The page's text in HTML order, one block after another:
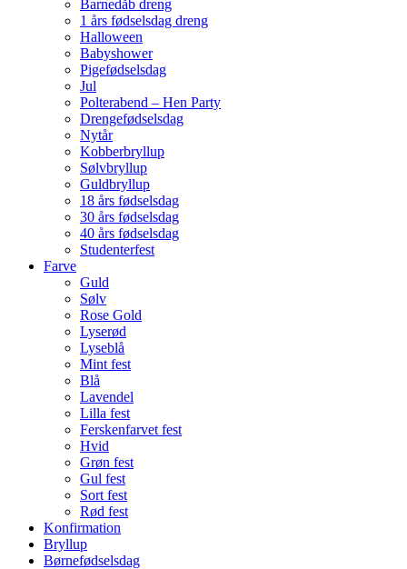
Barnedåb dreng
1 års fødselsdag dreng
Halloween
Babyshower
Pigefødselsdag
Jul
Polterabend – Hen Party
Drengefødselsdag
Nytår
Kobberbryllup
Sølvbryllup
Guldbryllup
18 års fødselsdag
30 års fødselsdag
40 års fødselsdag
Studenterfest
Farve
Guld
Sølv
Rose Gold
Lyserød
Lyseblå
Mint fest
Blå
Lavendel
Lilla fest
Ferskenfarvet fest
Hvid
Grøn fest
Gul fest
Sort fest
Rød fest
Konfirmation
Bryllup
Børnefødselsdag